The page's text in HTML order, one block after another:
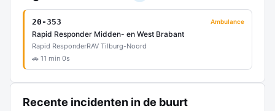
20-353 Ambulance
Rapid Responder Midden- en West Brabant
Rapid ResponderRAV Tilburg-Noord
🚗 11 min 0s
Recente incidenten in de buurt